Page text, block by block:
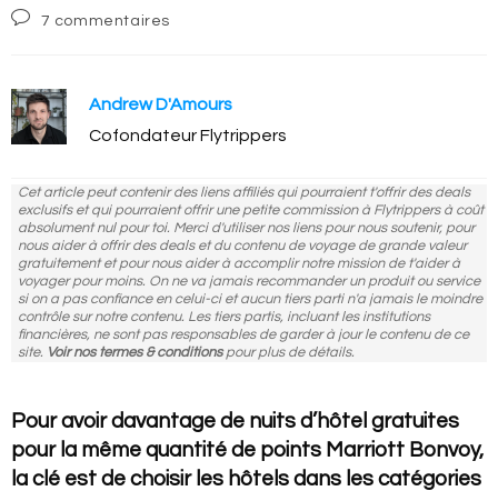
Post7 commentaires
Andrew D'Amours
Cofondateur Flytrippers
Cet article peut contenir des liens affiliés qui pourraient t'offrir des deals
exclusifs et qui pourraient offrir une petite commission à Flytrippers à coût
absolument nul pour toi. Merci d'utiliser nos liens pour nous soutenir, pour
nous aider à offrir des deals et du contenu de voyage de grande valeur
gratuitement et pour nous aider à accomplir notre mission de t'aider à
voyager pour moins. On ne va jamais recommander un produit ou service
si on a pas confiance en celui-ci et aucun tiers parti n'a jamais le moindre
contrôle sur notre contenu. Les tiers partis, incluant les institutions
financières, ne sont pas responsables de garder à jour le contenu de ce
site. Voir nos termes & conditionspour plus de détails.
Pour avoir davantage de nuits d’hôtel gratuites
pour la même quantité de points Marriott Bonvoy,
la clé est de choisir les hôtels dans les catégories